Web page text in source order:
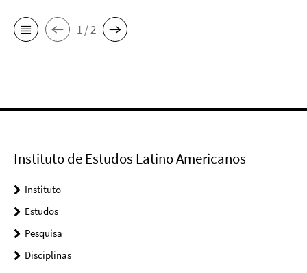
1 / 2
Instituto de Estudos Latino Americanos
Instituto
Estudos
Pesquisa
Disciplinas